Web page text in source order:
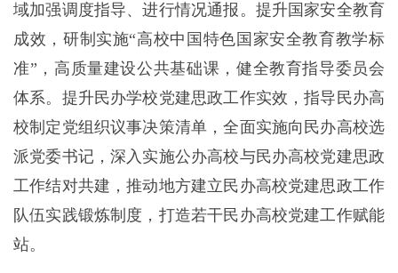
域加强调度指导、进行情况通报。提升国家安全教育
成效，研制实施“高校中国特色国家安全教育教学标
准”，高质量建设公共基础课，健全教育指导委员会
体系。提升民办学校党建思政工作实效，指导民办高
校制定党组织议事决策清单，全面实施向民办高校选
派党委书记，深入实施公办高校与民办高校党建思政
工作结对共建，推动地方建立民办高校党建思政工作
队伍实践锻炼制度，打造若干民办高校党建工作赋能
站。